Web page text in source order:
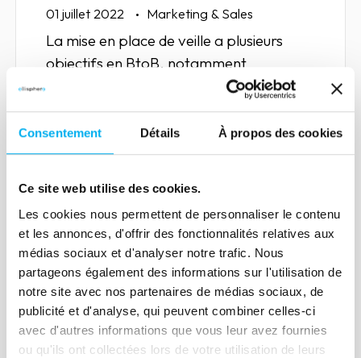
Consentement Détails À propos des cookies
Ce site web utilise des cookies.
Les cookies nous permettent de personnaliser le contenu
et les annonces, d'offrir des fonctionnalités relatives aux
médias sociaux et d'analyser notre trafic. Nous
partageons également des informations sur l'utilisation de
notre site avec nos partenaires de médias sociaux, de
publicité et d'analyse, qui peuvent combiner celles-ci
avec d'autres informations que vous leur avez fournies
ou qu'ils ont collectées lors de votre utilisation de leurs
01 juillet 2022 Marketing & Sales
La mise en place de veille a plusieurs
objectifs en BtoB, notamment
d’analyser et de tirer des conclusions
nécessaires sur son marché dans sa
stratégie commerciale et marketing. La
veille peut être utilisée pour la
opportunités business ou pour la
fidélisation de ses clients.
Lire la suite
Article
Podcast | Quelles tendances
pour les directions marketing
et commerciales en 2022 ?